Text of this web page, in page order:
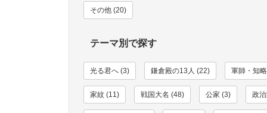
その他 (20)
テーマ別で探す
光る君へ (3) 鎌倉殿の13人 (22) 軍師・知
家紋 (11) 戦国大名 (48) 公家 (3) 政